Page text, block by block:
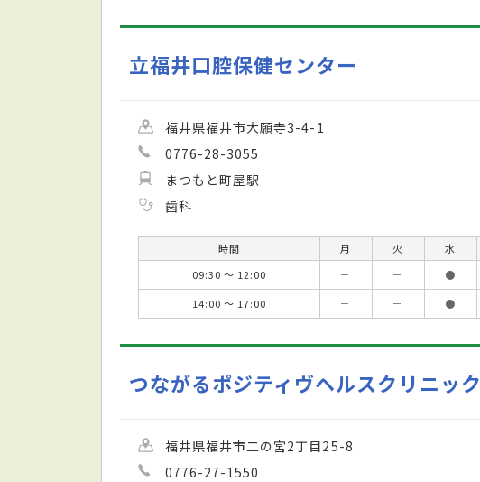
立福井口腔保健センター
福井県福井市大願寺3-4-1
0776-28-3055
まつもと町屋駅
歯科
時間 月 火 水
09:30 ～ 12:00
－ － ●
14:00 ～ 17:00
－ － ●
つながるポジティヴヘルスクリニック
福井県福井市二の宮2丁目25-8
0776-27-1550